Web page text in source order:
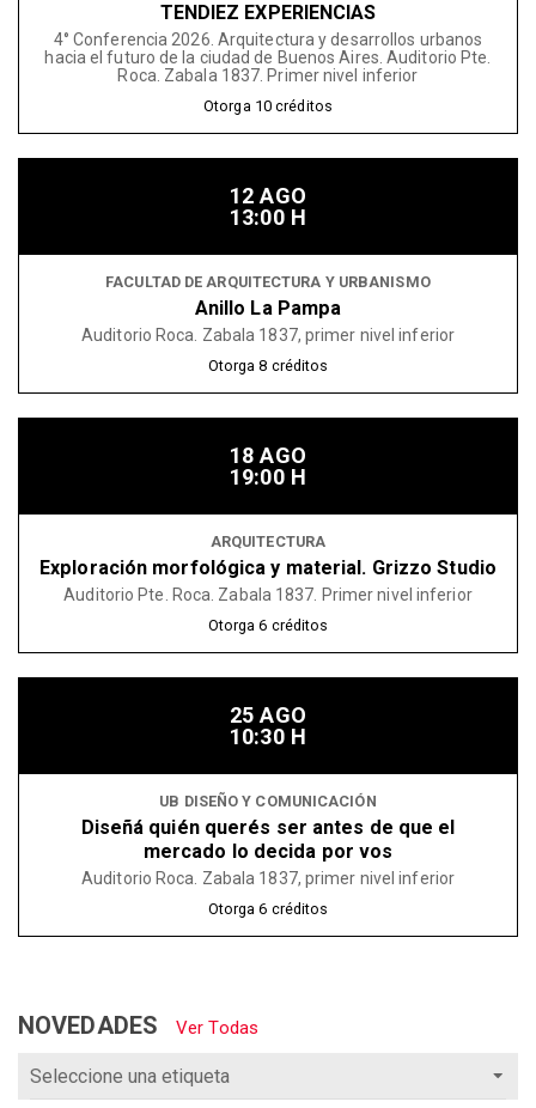
TENDIEZ EXPERIENCIAS
4° Conferencia 2026. Arquitectura y desarrollos urbanos
hacia el futuro de la ciudad de Buenos Aires. Auditorio Pte.
Roca. Zabala 1837. Primer nivel inferior
Otorga 10 créditos
12 AGO
13:00 H
FACULTAD DE ARQUITECTURA Y URBANISMO
Anillo La Pampa
Auditorio Roca. Zabala 1837, primer nivel inferior
Otorga8 créditos
18 AGO
19:00 H
ARQUITECTURA
Exploración morfológica y material. Grizzo Studio
Auditorio Pte. Roca. Zabala 1837. Primer nivel inferior
Otorga6 créditos
25 AGO
10:30 H
UB DISEÑO Y COMUNICACIÓN
Diseñá quién querés ser antes de que el
mercado lo decida por vos
Auditorio Roca. Zabala 1837, primer nivel inferior
Otorga6 créditos
NOVEDADES Ver Todas